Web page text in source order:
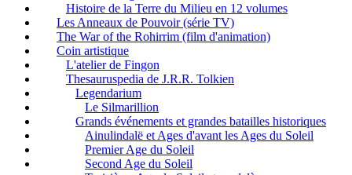
Histoire de la Terre du Milieu en 12 volumes
Les Anneaux de Pouvoir (série TV)
The War of the Rohirrim (film d'animation)
Coin artistique
L'atelier de Fingon
Thesauruspedia de J.R.R. Tolkien
Legendarium
Le Silmarillion
Grands événements et grandes batailles historiques
Ainulindalë et Ages d'avant les Ages du Soleil
Premier Age du Soleil
Second Age du Soleil